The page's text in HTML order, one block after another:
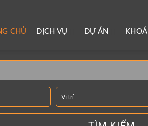
CHỦ DỊCH VỤ DỰ ÁN